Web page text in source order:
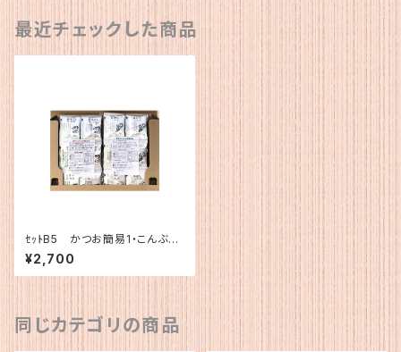
最近チェックした商品
ｾｯﾄB5 かつお簡易1・こんぶ簡
易１
¥2,700
同じカテゴリの商品